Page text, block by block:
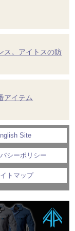
ス。アイトスの防
アイテム
Site
シーポリシー
トマップ